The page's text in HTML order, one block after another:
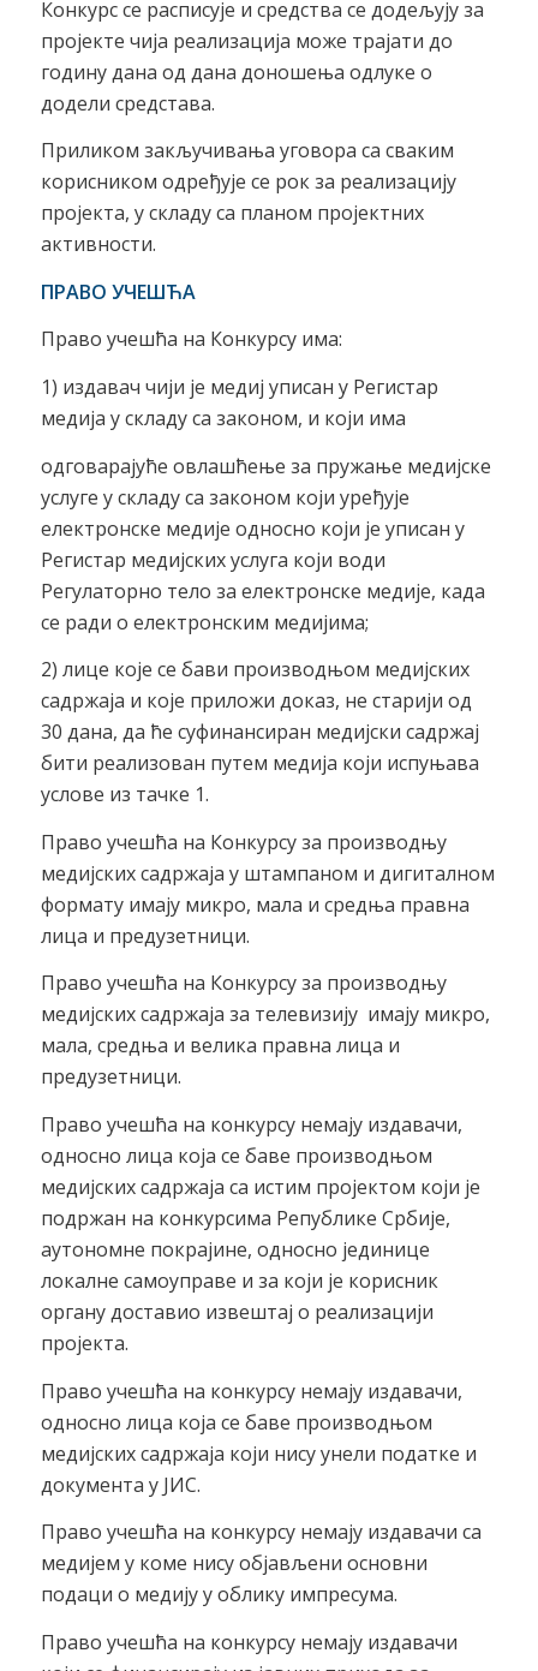
Конкурс се расписује и средства се додељују за
пројекте чија реализација може трајати до
годину дана од дана доношења одлуке о
додели средстава.
Приликом закључивања уговора са сваким
корисником одређује се рок за реализацију
пројекта, у складу са планом пројектних
активности.
ПРАВО УЧЕШЋА
Право учешћа на Конкурсу има:
1) издавач чији је медиј уписан у Регистар
медија у складу са законом, и који има
одговарајуће овлашћење за пружање медијске
услуге у складу са законом који уређује
електронске медије односно који је уписан у
Регистар медијских услуга који води
Регулаторно тело за електронске медије, када
се ради о електронским медијима;
2) лице које се бави производњом медијских
садржаја и које приложи доказ, не старији од
30 дана, да ће суфинансиран медијски садржај
бити реализован путем медија који испуњава
услове из тачке 1.
Право учешћа на Конкурсу за производњу
медијских садржаја у штампаном и дигиталном
формату имају микро, мала и средња правна
лица и предузетници.
Право учешћа на Конкурсу за производњу
медијских садржаја за телевизију имају микро,
мала, средња и велика правна лица и
предузетници.
Право учешћа на конкурсу немају издавачи,
односно лица која се баве производњом
медијских садржаја са истим пројектом који је
подржан на конкурсима Републике Србије,
аутономне покрајине, односно јединице
локалне самоуправе и за који је корисник
органу доставио извештај о реализацији
пројекта.
Право учешћа на конкурсу немају издавачи,
односно лица која се баве производњом
медијских садржаја који нису унели податке и
документа у ЈИС.
Право учешћа на конкурсу немају издавачи са
медијем у коме нису објављени основни
подаци о медију у облику импресума.
Право учешћа на конкурсу немају издавачи